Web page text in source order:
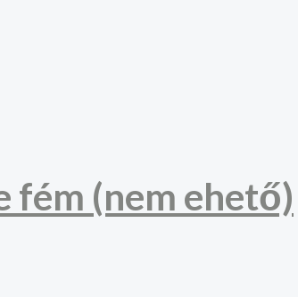
fém (nem ehető)